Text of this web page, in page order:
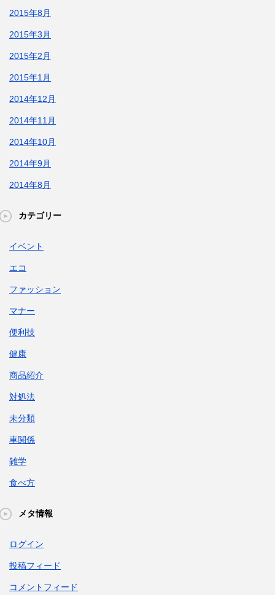
2015年8月
2015年3月
2015年2月
2015年1月
2014年12月
2014年11月
2014年10月
2014年9月
2014年8月
カテゴリー
イベント
エコ
ファッション
マナー
便利技
健康
商品紹介
対処法
未分類
車関係
雑学
食べ方
メタ情報
ログイン
投稿フィード
コメントフィード